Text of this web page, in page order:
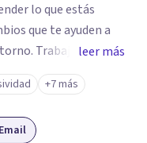
lo que estás
que te ayuden a
desde
Cognitivo-
de Familia y
necesidades.
depresión,
leer más
+7 más
Email